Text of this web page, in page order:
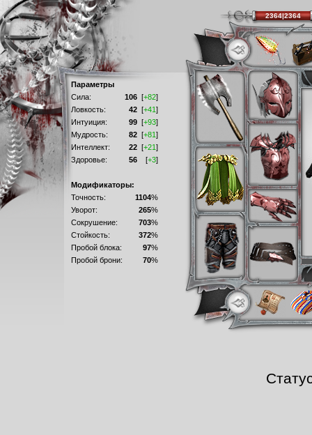
Параметры
Сила:
106 [+82]
Ловкость:
42 [+41]
Интуиция:
99 [+93]
Мудрость:
82 [+81]
Интеллект:
22 [+21]
Здоровье:
56 [+3]
Модификаторы:
Точность:
1104%
Уворот:
265%
Сокрушение:
703%
Стойкость:
372%
Пробой блока:
97%
Пробой брони:
70%
2364|2364